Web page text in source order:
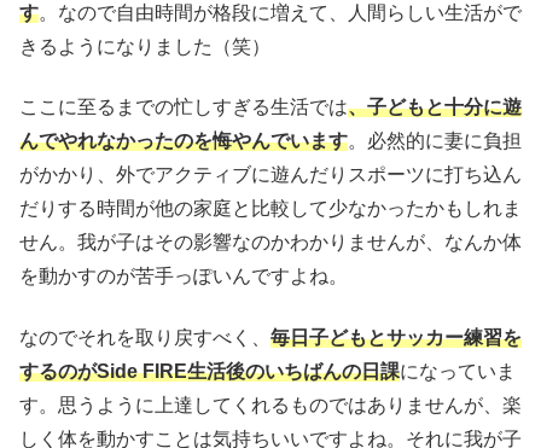
す。なので自由時間が格段に増えて、人間らしい生活がで
きるようになりました（笑）
ここに至るまでの忙しすぎる生活では、子どもと十分に遊
んでやれなかったのを悔やんでいます。必然的に妻に負担
がかかり、外でアクティブに遊んだりスポーツに打ち込ん
だりする時間が他の家庭と比較して少なかったかもしれま
せん。我が子はその影響なのかわかりませんが、なんか体
を動かすのが苦手っぽいんですよね。
なのでそれを取り戻すべく、 毎日子どもとサッカー練習を
するのがSide FIRE生活後のいちばんの日課になっていま
す。思うように上達してくれるものではありませんが、楽
しく体を動かすことは気持ちいいですよね。それに我が子